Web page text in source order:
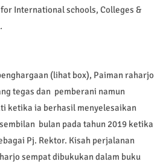
International schools, Colleges &
(lihat box), Paiman raharjo
tegas dan pemberani namun
ketika ia berhasil menyelesaikan
bulan pada tahun 2019 ketika
Pj. Rektor. Kisah perjalanan
sempat dibukukan dalam buku